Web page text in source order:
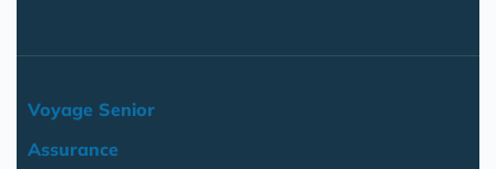
Voyage Senior
Assurance